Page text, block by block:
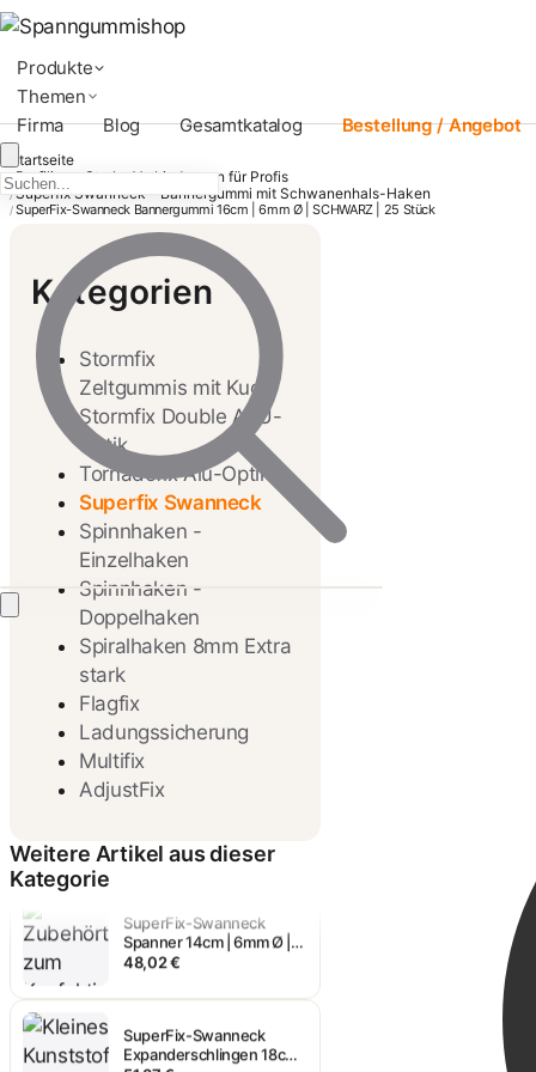
Produkte
Themen
Firma
Blog Gesamtkatalog Bestellung / Angebot
Startseite
/ Profiline - Starke Verbindungen für Profis
/ Superfix Swanneck – Bannergummi mit Schwanenhals-Haken
/ SuperFix-Swanneck Bannergummi 16cm | 6mm Ø | SCHWARZ | 25 Stück
Kategorien
Stormfix
Zeltgummis mit Kugel
Stormfix Double ALU-
Optik
Tornadofix Alu-Optik
Superfix Swanneck
Spinnhaken -
Einzelhaken
Spinnhaken -
Doppelhaken
Spiralhaken 8mm Extra
stark
Flagfix
Ladungssicherung
Multifix
AdjustFix
Weitere Artikel aus dieser
Kategorie
SuperFix-Swanneck
Planengummi 11cm | 6mm
SCHWARZ | 25 Stück
48,02 €
SuperFix-Swanneck
6mm Ø | SCHWARZ | 25
Stück
51,37 €